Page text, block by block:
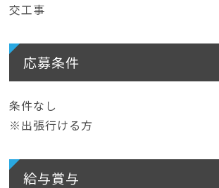
交工事
応募条件
条件なし
※出張行ける方
給与賞与